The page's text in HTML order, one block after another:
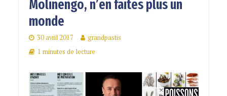
Molinengo, n’en faites plus un
monde
30 avril 2017
grandpastis
1 minutes de lecture